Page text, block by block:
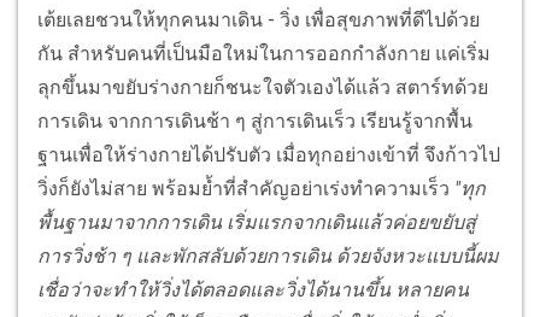
เต้ยเลยชวนให้ทุกคนมาเดิน - วิ่ง เพื่อสุขภาพที่ดีไปด้วย
กัน สำหรับคนที่เป็นมือใหม่ในการออกกำลังกาย แค่เริ่ม
ลุกขึ้นมาขยับร่างกายก็ชนะใจตัวเองได้แล้ว สตาร์ทด้วย
การเดิน จากการเดินช้า ๆ สู่การเดินเร็ว เรียนรู้จากพื้น
ฐานเพื่อให้ร่างกายได้ปรับตัว เมื่อทุกอย่างเข้าที่ จึงก้าวไป
วิ่งก็ยังไม่สาย พร้อมย้ำที่สำคัญอย่าเร่งทำความเร็ว "ทุก
พื้นฐานมาจากการเดิน เริ่มแรกจากเดินแล้วค่อยขยับสู่
การวิ่งช้า ๆ และพักสลับด้วยการเดิน ด้วยจังหวะแบบนี้ผม
เชื่อว่าจะทำให้วิ่งได้ตลอดและวิ่งได้นานขึ้น หลายคน